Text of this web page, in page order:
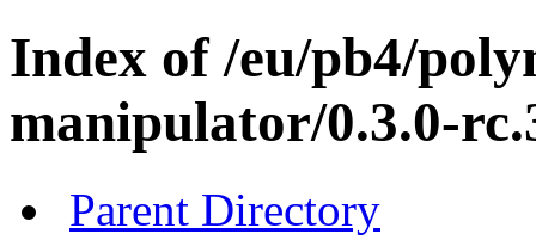
Index of /eu/pb4/
manipulator/0.3.0-
Parent Directory